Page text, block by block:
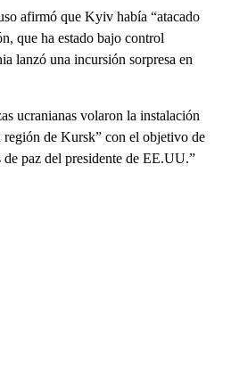
afirmó que Kyiv había “atacado
que ha estado bajo control
lanzó una incursión sorpresa en
ucranianas volaron la instalación
región de Kursk” con el objetivo de
paz del presidente de EE.UU.”